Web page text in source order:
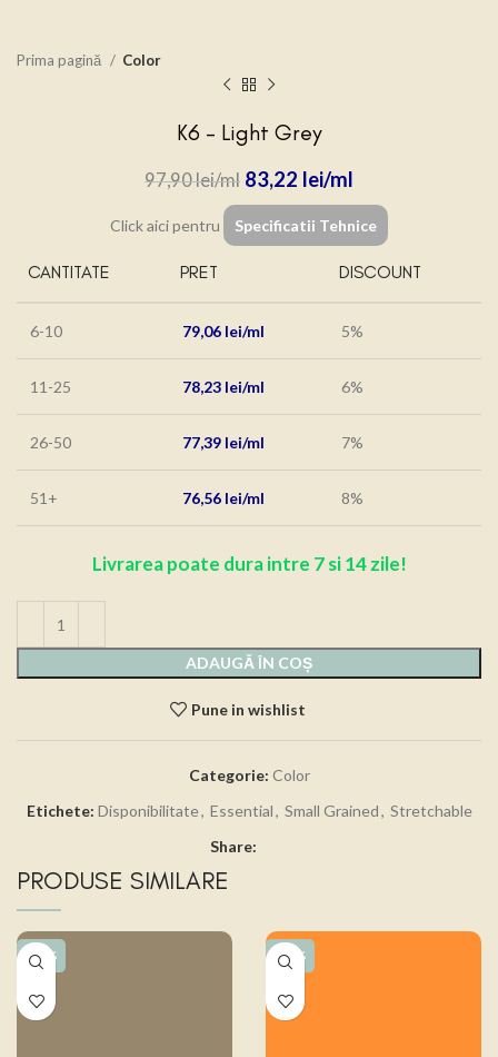
Prima pagină Color
K6 – Light Grey
97,90lei 83,22 lei
Click aici pentru Specificatii Tehnice
CANTITATE PRET DISCOUNT
6-10 79,06 lei 5%
11-25 78,23 lei 6%
26-50 77,39 lei 7%
51+ 76,56 lei 8%
Livrarea poate dura intre 7 si 14 zile!
ADAUGĂ ÎN COȘ
Pune in wishlist
Categorie: Color
Etichete: Disponibilitate, Essential, Small Grained, Stretchable
Share:
PRODUSE SIMILARE
-15% -15%